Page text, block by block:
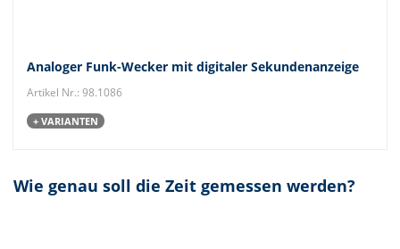
Analoger Funk-Wecker mit digitaler Sekundenanzeige
Artikel Nr.: 98.1086
+ VARIANTEN
Wie genau soll die Zeit gemessen werden?